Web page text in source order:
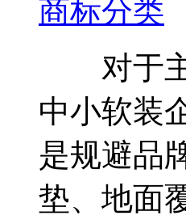
商标分类
对于主
中小软装
是规避品
垫、地面